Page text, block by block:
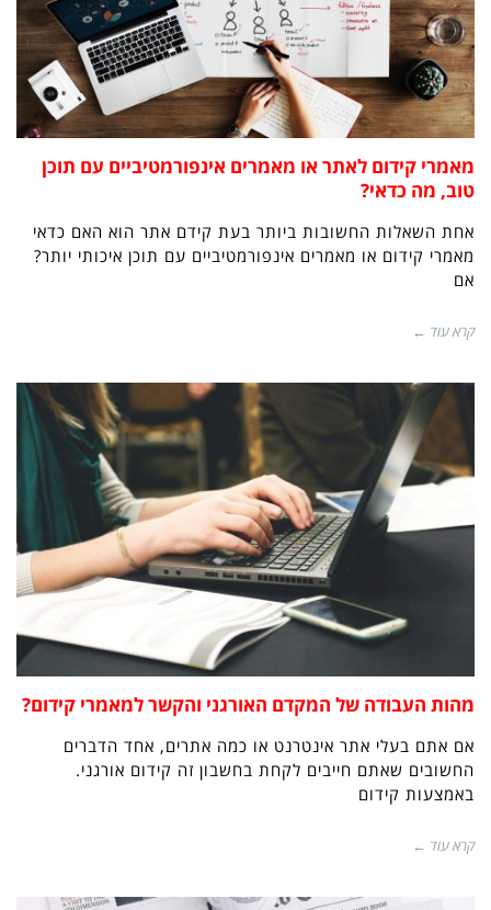
מאמרי קידום לאתר או מאמרים אינפורמטיביים עם תוכן
טוב, מה כדאי?
אחת השאלות החשובות ביותר בעת קידם אתר הוא האם כדאי
מאמרי קידום או מאמרים אינפורמטיביים עם תוכן איכותי יותר?
אם
קרא עוד ←
מהות העבודה של המקדם האורגני והקשר למאמרי קידום?
אם אתם בעלי אתר אינטרנט או כמה אתרים, אחד הדברים
החשובים שאתם חייבים לקחת בחשבון זה קידום אורגני.
באמצעות קידום
קרא עוד ←